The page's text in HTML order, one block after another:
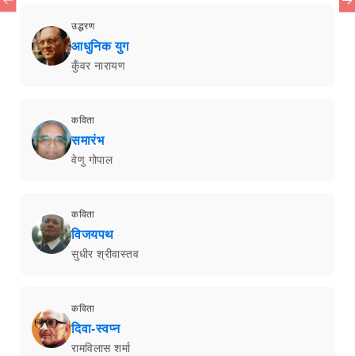
उद्धरण
आधुनिक युग
कुँवर नारायण
कविता
समारंभ
वेणु गोपाल
कविता
विजयपथ
सुधीर श्रीवास्तव
कविता
दिवा-स्वप्न
रामविलास शर्मा